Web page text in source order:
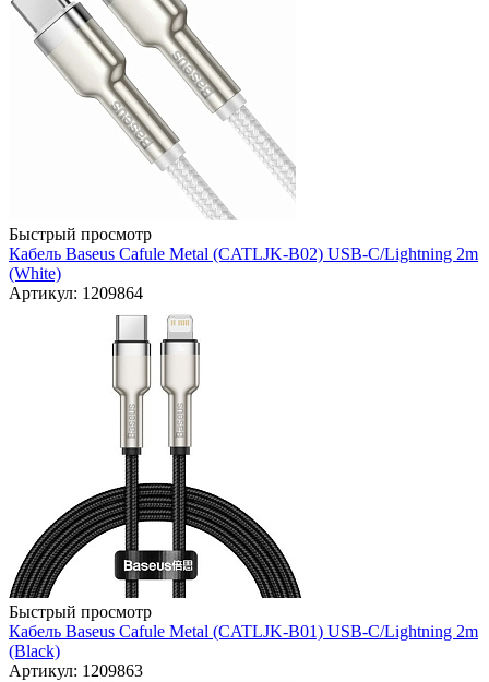
Быстрый просмотр
Кабель Baseus Cafule Metal (CATLJK-B02) USB-C/Lightning 2m
(White)
Артикул: 1209864
Быстрый просмотр
Кабель Baseus Cafule Metal (CATLJK-B01) USB-C/Lightning 2m
(Black)
Артикул: 1209863